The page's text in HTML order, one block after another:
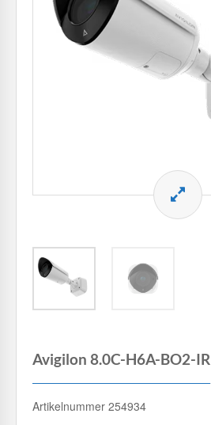
Avigilon 8.0C-H6A-BO2-IR
Artikelnummer 254934